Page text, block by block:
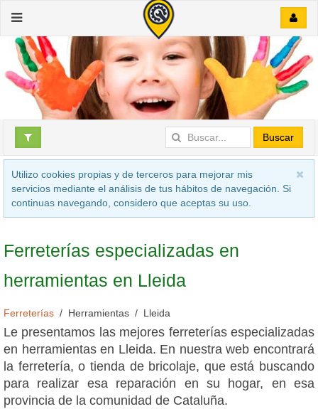
Buscar
Utilizo cookies propias y de terceros para mejorar mis
servicios mediante el análisis de tus hábitos de navegación. Si
continuas navegando, considero que aceptas su uso.
Ferreterías especializadas en
herramientas en Lleida
Ferreterías Herramientas Lleida
Le presentamos las mejores ferreterías especializadas
en herramientas en Lleida. En nuestra web encontrará
la ferretería, o tienda de bricolaje, que está buscando
para realizar esa reparación en su hogar, en esa
provincia de la comunidad de Cataluña.